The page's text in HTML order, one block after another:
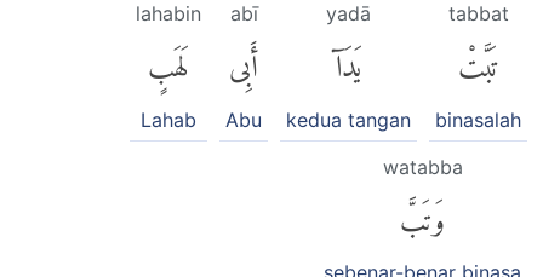
tabbat
تَبَّتْ
binasalah
yadā
يَدَآ
kedua tangan
abī
أَبِى
Abu
lahabin
لَهَبٍ
Lahab
watabba
وَتَبَّ